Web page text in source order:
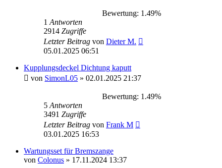
Bewertung: 1.49%
1 Antworten
2914 Zugriffe
Letzter Beitrag von Dieter M.
05.01.2025 06:51
Kupplungsdeckel Dichtung kaputt
von SimonL05 » 02.01.2025 21:37
Bewertung: 1.49%
5 Antworten
3491 Zugriffe
Letzter Beitrag von Frank M
03.01.2025 16:53
Wartungsset für Bremszange
von Colonus » 17.11.2024 13:37